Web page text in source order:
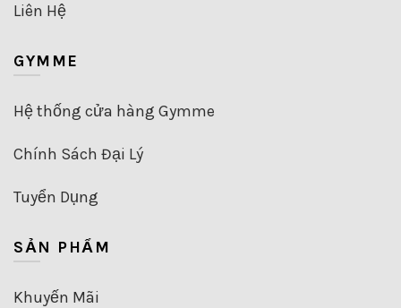
Liên Hệ
GYMME
Hệ thống cửa hàng Gymme
Chính Sách Đại Lý
Tuyển Dụng
SẢN PHẨM
Khuyến Mãi